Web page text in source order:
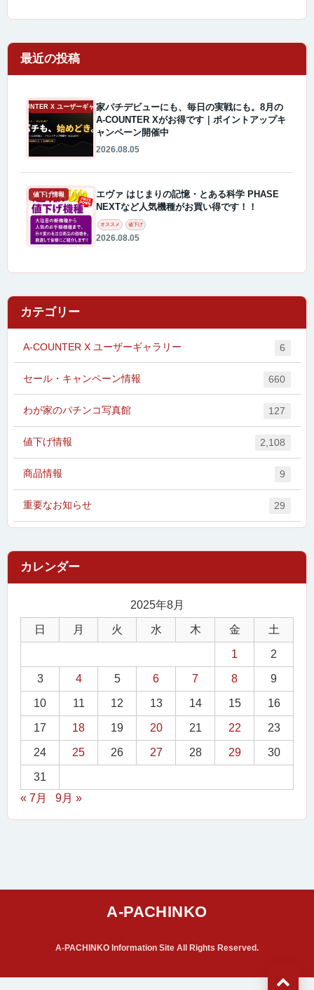
最近の投稿
A-COUNTER X ユーザーギャラリー家パチデビューにも、毎日の実戦にも。8月の
A-COUNTER Xがお得です｜ポイントアップキ
ャンペーン開催中
2026.08.05
値下げ情報
エヴァ はじまりの記憶・とある科学 PHASE
NEXTなど人気機種がお買い得です！！
オススメ 値下げ
2026.08.05
カテゴリー
A-COUNTER X ユーザーギャラリー 6
セール・キャンペーン情報 660
わが家のパチンコ写真館 127
値下げ情報 2,108
商品情報 9
重要なお知らせ 29
2025年8月
日 月 火 水 木 金 土
1 2
3 4 5 6 7 8 9
10 11 12 13 14 15 16
17 18 19 20 21 22 23
24 25 26 27 28 29 30
31
« 7月
9月 »
A-PACHINKO Information Site All Rights Reserved.